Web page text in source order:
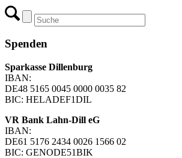
Spenden
Sparkasse Dillenburg
IBAN:
DE48 5165 0045 0000 0035 82
BIC: HELADEF1DIL
VR Bank Lahn-Dill eG
IBAN:
DE61 5176 2434 0026 1566 02
BIC: GENODE51BIK